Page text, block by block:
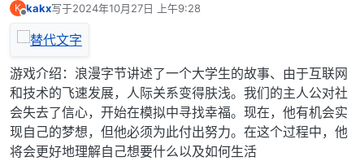
K kakx写于2024年10月27日 上午9:28
最后由 编辑
游戏介绍：浪漫字节讲述了一个大学生的故事、由于互联网
和技术的飞速发展，人际关系变得肤浅。我们的主人公对社
会失去了信心，开始在模拟中寻找幸福。现在，他有机会实
现自己的梦想，但他必须为此付出努力。在这个过程中，他
将会更好地理解自己想要什么以及如何生活